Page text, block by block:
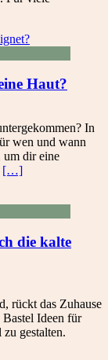
Haut?
In
wen und wann
um dir eine
[…]
die kalte
rückt das Zuhause
Ideen für
gestalten.